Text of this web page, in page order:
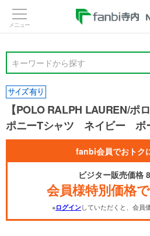
キーワードから探す
【POLO RALPH LAUREN/ポ
ポニーTシャツ ネイビー ボ
fanbi会員でおトク
ビジター販売価格
会員様特別価格
※ログインしていただくと、会員